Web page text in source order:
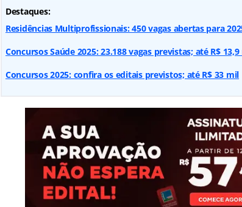
Destaques:
Residências Multiprofissionais: 450 vagas abertas para
Concursos Saúde 2025: 23.188 vagas previstas; até R$
Concursos 2025: confira os editais previstos; até R$ 33 mil